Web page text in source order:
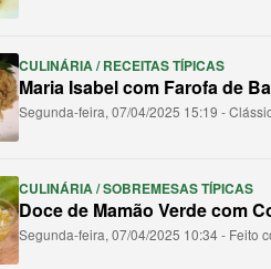
CULINÁRIA / RECEITAS TÍPICAS
Maria Isabel com Farofa de
Segunda-feira, 07/04/2025 15:19 -
CULINÁRIA / SOBREMESAS TÍPICAS
Doce de Mamão Verde com
Segunda-feira, 07/04/2025 10:34 - Feito